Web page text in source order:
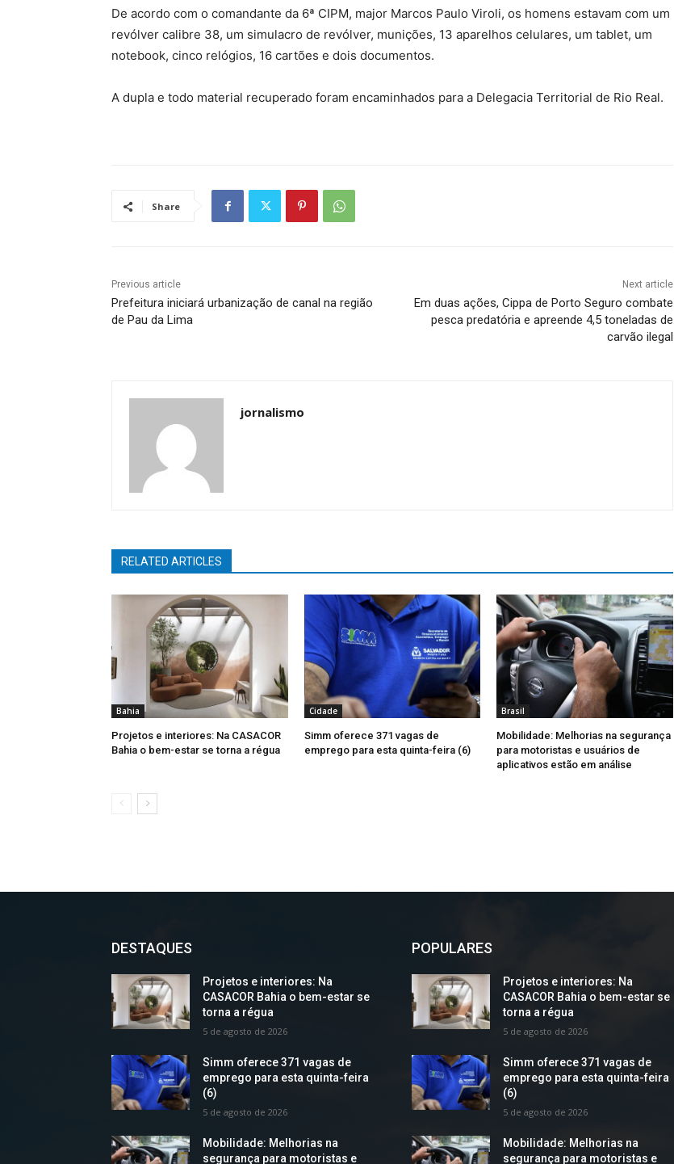
De acordo com o comandante da 6ª CIPM, major Marcos Paulo Viroli, os homens estavam com um
revólver calibre 38, um simulacro de revólver, munições, 13 aparelhos celulares, um tablet, um
notebook, cinco relógios, 16 cartões e dois documentos.
A dupla e todo material recuperado foram encaminhados para a Delegacia Territorial de Rio Real.
Share
Previous article
Prefeitura iniciará urbanização de canal na região
de Pau da Lima
Next article
Em duas ações, Cippa de Porto Seguro combate
pesca predatória e apreende 4,5 toneladas de
carvão ilegal
jornalismo
RELATED ARTICLES
Bahia
Projetos e interiores: Na CASACOR
Bahia o bem-estar se torna a régua
Cidade
Simm oferece 371 vagas de
emprego para esta quinta-feira (6)
Brasil
Mobilidade: Melhorias na segurança
para motoristas e usuários de
aplicativos estão em análise
DESTAQUES
Projetos e interiores: Na
CASACOR Bahia o bem-estar se
torna a régua
5 de agosto de 2026
Simm oferece 371 vagas de
emprego para esta quinta-feira
(6)
5 de agosto de 2026
Mobilidade: Melhorias na
segurança para motoristas e
POPULARES
Projetos e interiores: Na
CASACOR Bahia o bem-estar se
torna a régua
5 de agosto de 2026
Simm oferece 371 vagas de
emprego para esta quinta-feira
(6)
5 de agosto de 2026
Mobilidade: Melhorias na
segurança para motoristas e